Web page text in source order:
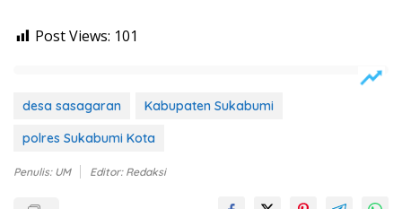
Post Views: 101
desa sasagaran
Kabupaten Sukabumi
polres Sukabumi Kota
Penulis: UM Editor: Redaksi